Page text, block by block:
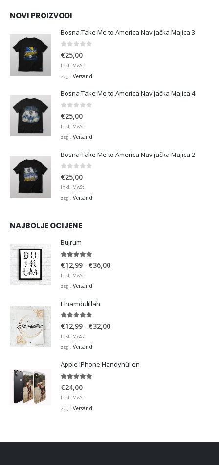
NOVI PROIZVODI
Bosna Take Me to America Navijačka Majica 3
€25,00
Inkl. MwSt.
zzgl. Versand
Bosna Take Me to America Navijačka Majica 4
0 von 5
€25,00
Inkl. MwSt.
zzgl. Versand
Bosna Take Me to America Navijačka Majica 2
0 von 5
€25,00
Inkl. MwSt.
zzgl. Versand
NAJBOLJE OCIJENE
Bujrum
5.00von 5
€12,99– €36,00Preisspanne:
Inkl. MwSt.
zzgl. Versand
Elhamdulillah
5.00von 5
€12,99– €32,00Preisspanne:
Inkl. MwSt.
zzgl. Versand
Apple iPhone Handyhüllen
5.00von 5
€24,00
Inkl. MwSt.
zzgl. Versand